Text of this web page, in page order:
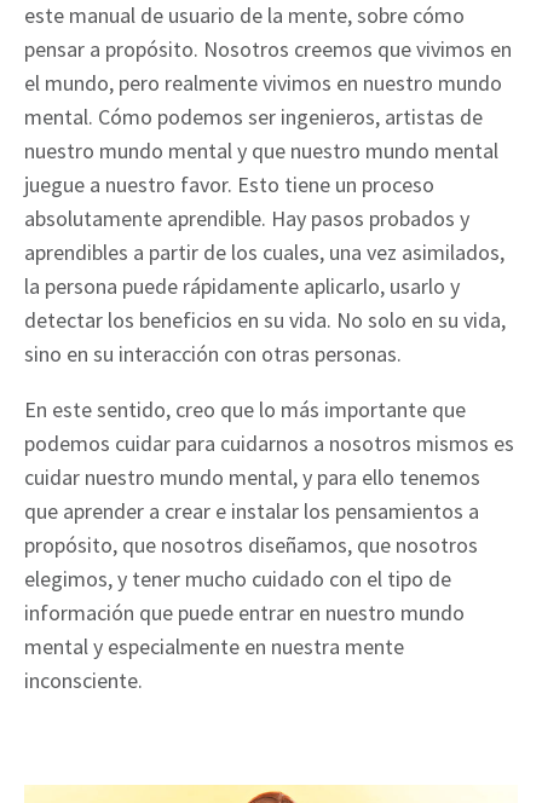
este manual de usuario de la mente, sobre cómo
pensar a propósito. Nosotros creemos que vivimos en
el mundo, pero realmente vivimos en nuestro mundo
mental. Cómo podemos ser ingenieros, artistas de
nuestro mundo mental y que nuestro mundo mental
juegue a nuestro favor. Esto tiene un proceso
absolutamente aprendible. Hay pasos probados y
aprendibles a partir de los cuales, una vez asimilados,
la persona puede rápidamente aplicarlo, usarlo y
detectar los beneficios en su vida. No solo en su vida,
sino en su interacción con otras personas.
En este sentido, creo que lo más importante que
podemos cuidar para cuidarnos a nosotros mismos es
cuidar nuestro mundo mental, y para ello tenemos
que aprender a crear e instalar los pensamientos a
propósito, que nosotros diseñamos, que nosotros
elegimos, y tener mucho cuidado con el tipo de
información que puede entrar en nuestro mundo
mental y especialmente en nuestra mente
inconsciente.